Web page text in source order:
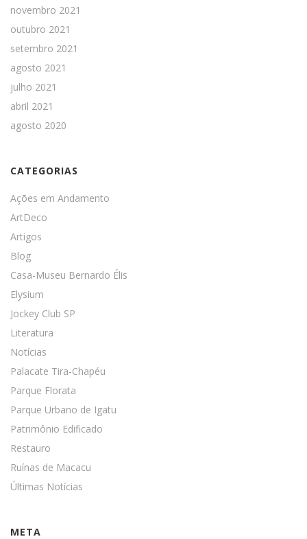
novembro 2021
outubro 2021
setembro 2021
agosto 2021
julho 2021
abril 2021
agosto 2020
CATEGORIAS
Ações em Andamento
ArtDeco
Artigos
Blog
Casa-Museu Bernardo Élis
Elysium
Jockey Club SP
Literatura
Notícias
Palacate Tira-Chapéu
Parque Florata
Parque Urbano de Igatu
Patrimônio Edificado
Restauro
Ruínas de Macacu
Últimas Notícias
META